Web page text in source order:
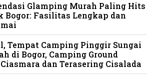
Glamping Murah Paling Hits
Bogor: Fasilitas Lengkap dan
Tempat Camping Pinggir Sungai
di Bogor, Camping Ground
dan Terasering Cisalada